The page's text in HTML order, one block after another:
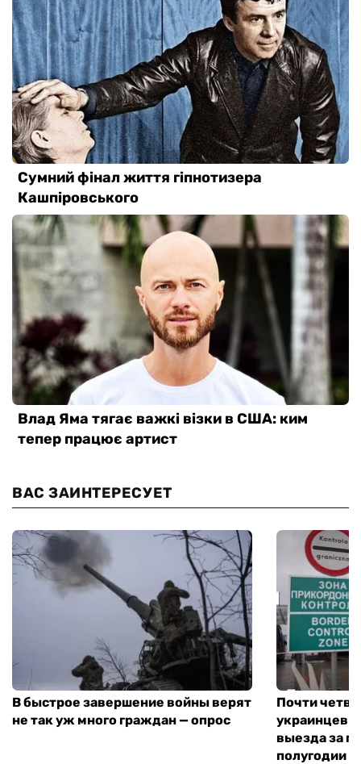
ВАС ЗАИНТЕРЕСУЕТ
В быстрое завершение войны верят
не так уж много граждан — опрос
Почти
украинцев
выезда за
полугодии